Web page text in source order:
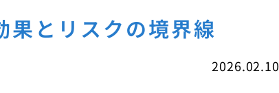
果とリスクの境界線
2026.02.10